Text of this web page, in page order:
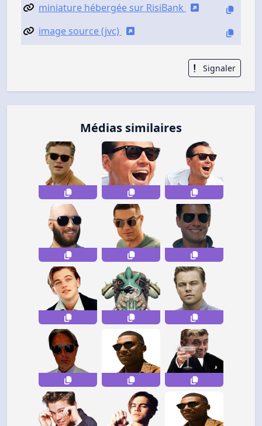
miniature hébergée sur RisiBank
image source (jvc)
Signaler
Médias similaires